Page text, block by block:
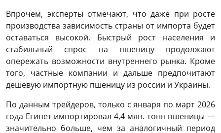
Впрочем, эксперты отмечают, что даже при росте
производства зависимость страны от импорта будет
оставаться высокой. Быстрый рост населения и
стабильный спрос на пшеницу продолжают
опережать возможности внутреннего рынка. Кроме
того, частные компании и дальше предпочитают
дешевую импортную пшеницу из россии и Украины.
По данным трейдеров, только с января по март 2026
года Египет импортировал 4,4 млн. тонн пшеницы —
значительно больше, чем за аналогичный период